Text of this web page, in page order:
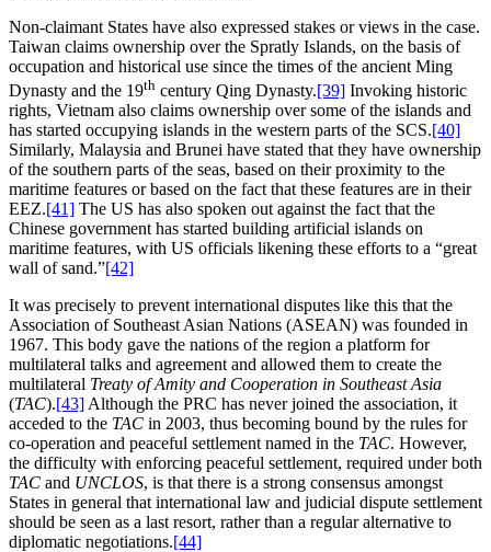
Non-claimant States have also expressed stakes or views in the case.
Taiwan claims ownership over the Spratly Islands, on the basis of
occupation and historical use since the times of the ancient Ming
Dynasty and the 19th century Qing Dynasty.[39] Invoking historic
rights, Vietnam also claims ownership over some of the islands and
has started occupying islands in the western parts of the SCS.[40]
Similarly, Malaysia and Brunei have stated that they have ownership
of the southern parts of the seas, based on their proximity to the
maritime features or based on the fact that these features are in their
EEZ.[41] The US has also spoken out against the fact that the
Chinese government has started building artificial islands on
maritime features, with US officials likening these efforts to a “great
wall of sand.”[42]
It was precisely to prevent international disputes like this that the
Association of Southeast Asian Nations (ASEAN) was founded in
1967. This body gave the nations of the region a platform for
multilateral talks and agreement and allowed them to create the
multilateral Treaty of Amity and Cooperation in Southeast Asia
(TAC).[43] Although the PRC has never joined the association, it
acceded to the TAC in 2003, thus becoming bound by the rules for
co-operation and peaceful settlement named in the TAC. However,
the difficulty with enforcing peaceful settlement, required under both
TAC and UNCLOS, is that there is a strong consensus amongst
States in general that international law and judicial dispute settlement
should be seen as a last resort, rather than a regular alternative to
diplomatic negotiations.[44]